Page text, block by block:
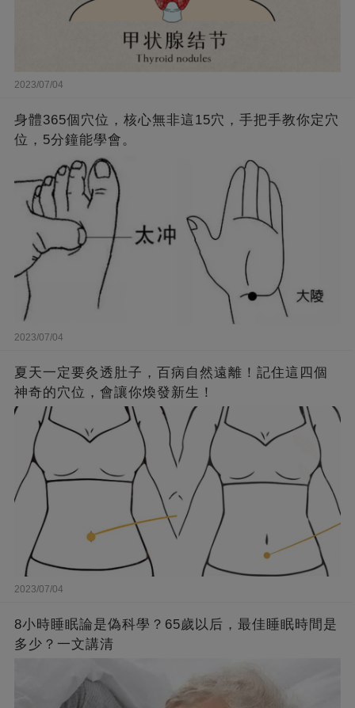
2023/07/04
身體365個穴位，核心無非這15穴，手把手教你定穴
位，5分鐘能學會。
2023/07/04
夏天一定要灸透肚子，百病自然遠離！記住這四個
神奇的穴位，會讓你煥發新生！
2023/07/04
8小時睡眠論是偽科學？65歲以后，最佳睡眠時間是
多少？一文講清